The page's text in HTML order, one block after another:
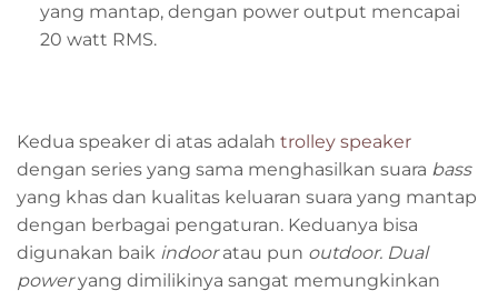
yang mantap, dengan power output mencapai
20 watt RMS.
Kedua speaker di atas adalah trolley speaker
dengan series yang sama menghasilkan suara bass
yang khas dan kualitas keluaran suara yang mantap
dengan berbagai pengaturan. Keduanya bisa
digunakan baik indooratau pun outdoor. Dual
poweryang dimilikinya sangat memungkinkan